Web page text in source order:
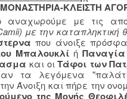
ΜΟΝΑΣΤΗΡΙΑ-ΚΛΕΙΣΤΗ
αναχωρούμε με τις
με την
που άνοιξε
Μπαλουκλί ή
και οιΤάφοι των
τα λεγόμενα
Άνοιξη και πήρε την
της Μονής